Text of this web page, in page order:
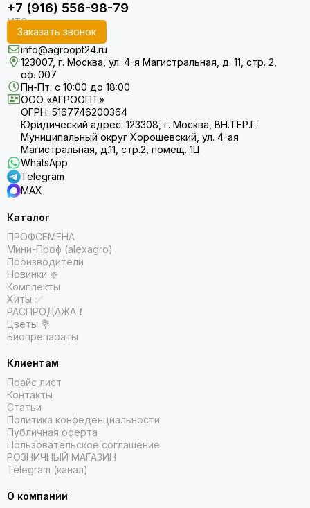
+7 (916) 556-98-79
Заказать звонок
info@agroopt24.ru
123007, г. Москва, ул. 4-я Магистральная, д. 11, стр. 2,
оф. 007
Пн-Пт: с 10:00 до 18:00
ООО «АГРООПТ»
ОГРН: 5167746200364
Юридический адрес: 123308, г. Москва, ВН.ТЕР.Г.
Муниципальный округ Хорошевский, ул. 4-ая
Магистральная, д.11, стр.2, помещ. 1Ц
WhatsApp
Telegram
MAX
Каталог
ПРОФСЕМЕНА
Мини-Проф (alexagro)
Производители
Новинки ❇️
Комплекты
Хиты ✅
РАСПРОДАЖА ❗️
Цветы 💐
Биопрепараты
Клиентам
Прайс лист
Контакты
Статьи
Политика конфеденциальности
Публичная оферта
Пользовательское соглашение
РОЗНИЧНЫЙ МАГАЗИН
Telegram (канал)
О компании